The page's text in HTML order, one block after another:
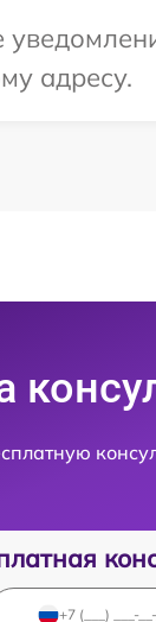
адресу.